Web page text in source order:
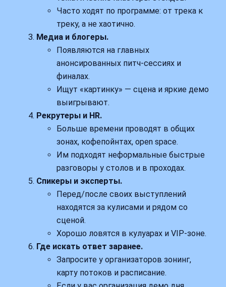
Часто ходят по программе: от трека к
треку, а не хаотично.
Медиа и блогеры.
Появляются на главных
анонсированных питч-сессиях и
финалах.
Ищут «картинку» — сцена и яркие демо
выигрывают.
Рекрутеры и HR.
Больше времени проводят в общих
зонах, кофепойнтах, open space.
Им подходят неформальные быстрые
разговоры у столов и в проходах.
Спикеры и эксперты.
Перед/после своих выступлений
находятся за кулисами и рядом со
сценой.
Хорошо ловятся в кулуарах и VIP-зоне.
Где искать ответ заранее.
Запросите у организаторов зонинг,
карту потоков и расписание.